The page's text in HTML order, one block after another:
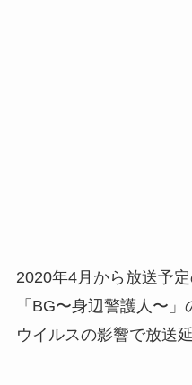
2020年4月から放送予
「BG〜身辺警護人〜
ウイルスの影響で放送